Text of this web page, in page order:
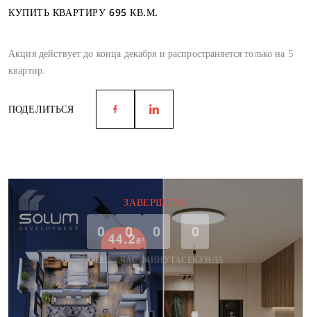
КУПИТЬ КВАРТИРУ 695 КВ.М.
Акция действует до конца декабря и распространяется только на 5
квартир.
ПОДЕЛИТЬСЯ
ЗАВЕРШЕНО
0
ДЕНЬ
0
ЧАС
0
МИНУТА
0
СЕКУНДА